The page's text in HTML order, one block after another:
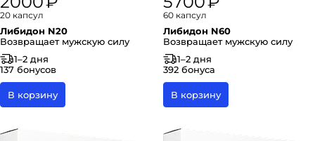
20 капсул
Либидон N20
Возвращает мужскую силу
1–2 дня
137 бонусов
В корзину
60 капсул
Либидон N60
Возвращает мужскую силу
1–2 дня
392 бонуса
В корзину